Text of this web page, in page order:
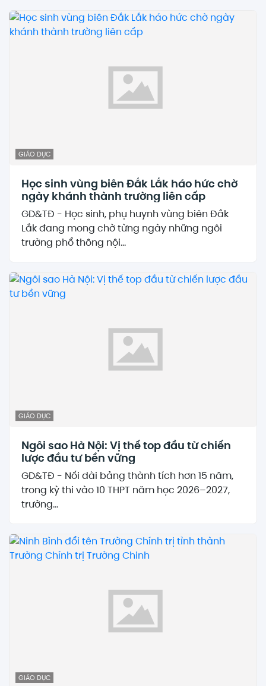
GIÁO DỤC
Học sinh vùng biên Đắk Lắk háo hức chờ
ngày khánh thành trường liên cấp
GD&TĐ - Học sinh, phụ huynh vùng biên Đắk
Lắk đang mong chờ từng ngày những ngôi
trường phổ thông nội...
GIÁO DỤC
Ngôi sao Hà Nội: Vị thế top đầu từ chiến
lược đầu tư bền vững
GD&TĐ - Nối dài bảng thành tích hơn 15 năm,
trong kỳ thi vào 10 THPT năm học 2026–2027,
trường...
GIÁO DỤC